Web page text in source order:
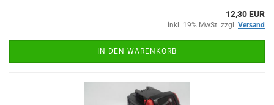
12,30 EUR
inkl. 19% MwSt. zzgl. Versand
IN DEN WARENKORB